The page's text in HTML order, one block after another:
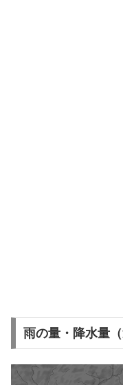
雨の量・降水量（